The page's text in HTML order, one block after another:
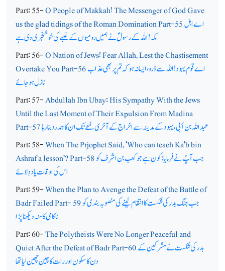
Part: 55-O People of Makkah! The Messenger of God Gave
us the glad tidings of the Roman Domination Part-55اے اہل
مکہ! اللہ کے رسولؐ نے ہمیں رومیوں کے غلبے کی خوشخبری دی ہے
Part: 56-O Nation of Jews! Fear Allah, Lest the Chastisement
Overtake You Part-56اے قوم یہود! اللہ سے ڈرو، ایسا نہ ہو کہ تم پر بھی عذاب
نازل ہوجائے
Part: 57-Abdullah Ibn Ubay: His Sympathy With the Jews
Until the Last Moment of Their Expulsion From Madina
Part-57عبد اللہ بن أبی، یہود کے مدینہ سے اخراج کے آخری لمحے تک ان کا ہمدرد بنا رہا
Part: 58-When The Prjophet Said, 'Who can teach Ka'b bin
Ashraf a lesson'? Part-58جب آپؐ نے فرمایا: کون ہے جو کعب بن اشرف کو
اس کی اوقات یاد دِلائے
Part: 59-When the Plan to Avenge the Defeat of the Battle of
Badr Failed Part- 59جب جنگ بدر کی شکست کا انتقام لینے کی منصوبہ بندی کو
ناکامی کا منہ دیکھنا پڑا
Part: 60-The Polytheists Were No Longer Peaceful and
Quiet After the Defeat of Badr Part-60بدر کی شکست نے مشرکین کے
دن کا سکون اور رات کاچین چھین لیا تھا